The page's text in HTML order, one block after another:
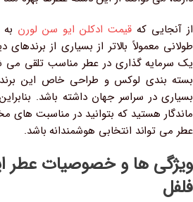
از آنجایی که قیمت ادکلن ایو سن لورن
طولانی معمولاً بالاتر از بسیاری از
یک سرمایه‌ گذاری در عطر مناسب تلقی می‌
بسته‌ بندی لوکس و طراحی خاص این برند
بسیاری در سراسر جهان داشته باشد.
ماندگار هستید که بتوانید در مناسبت‌ های
عطر می‌ تواند انتخابی هوشمندانه باشد.
ویژگی ها و خصوصیات عطر
فلفل